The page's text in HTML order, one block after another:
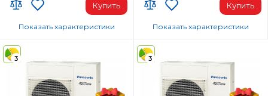
Купить
Wi-Fi модуль:
Wi-Fi (встроенный)
Показать характеристики
Купить
Площадь помещения, м²:
5х25м2
34000
Показать характеристики
3 3